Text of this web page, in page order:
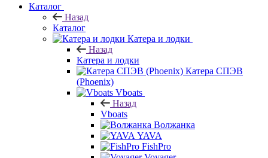
Каталог
Назад
Каталог
Катера и лодки
Назад
Катера и лодки
Катера СПЭВ
(Phoenix)
Vboats
Назад
Vboats
Волжанка
YAVA
FishPro